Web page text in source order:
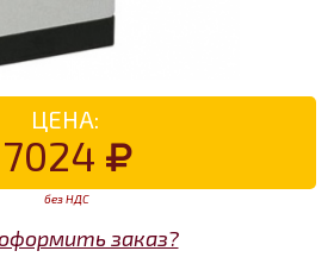
ЦЕНА:
7024
без НДС
заказ?